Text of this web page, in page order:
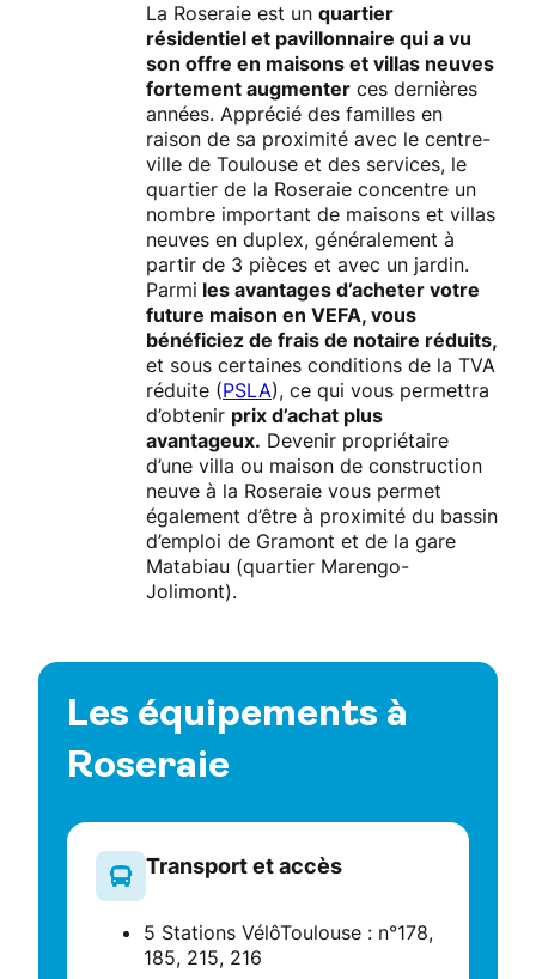
La Roseraie est un quartier
résidentiel et pavillonnaire qui a vu
son offre en maisons et villas neuves
fortement augmenter ces dernières
années. Apprécié des familles en
raison de sa proximité avec le centre-
ville de Toulouse et des services, le
quartier de la Roseraie concentre un
nombre important de maisons et villas
neuves en duplex, généralement à
partir de 3 pièces et avec un jardin.
Parmi les avantages d’acheter votre
future maison en VEFA, vous
bénéficiez de frais de notaire réduits,
et sous certaines conditions de la TVA
réduite (PSLA), ce qui vous permettra
d’obtenir prix d’achat plus
avantageux. Devenir propriétaire
d’une villa ou maison de construction
neuve à la Roseraie vous permet
également d’être à proximité du bassin
d’emploi de Gramont et de la gare
Matabiau (quartier Marengo-
Jolimont).
Les équipements à
Roseraie
Transport et accès
5 Stations VélôToulouse : n°178,
185, 215, 216